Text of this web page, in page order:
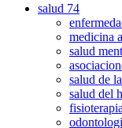
salud 74
medicina
salud
salud de
salud del
fisioterapia